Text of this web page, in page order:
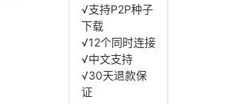
√支持P2P种子
下载
√12个同时连接
√中文支持
√30天退款保
证